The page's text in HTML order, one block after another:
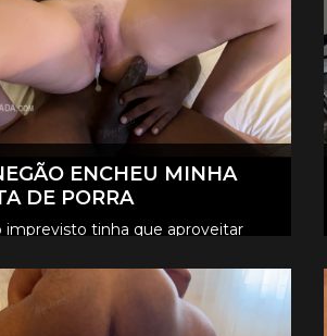
ENCHEU MINHA
DE PORRA
imprevisto tinha que aproveitar
ele encheu minha buceta de
muito.
E ASSISTA